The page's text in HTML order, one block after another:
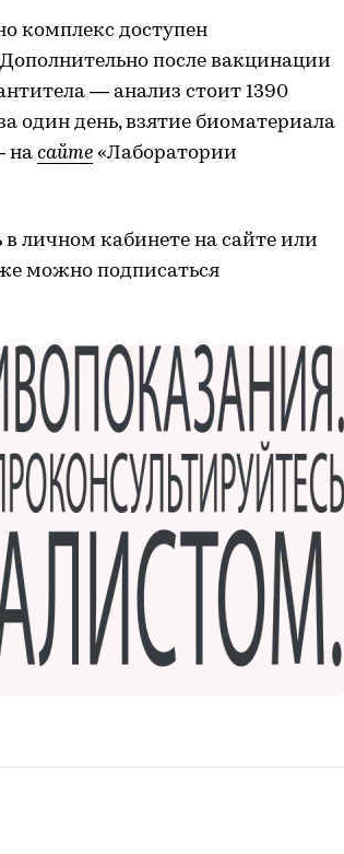
комплекс доступен
после вакцинации
— анализ стоит 1390
один день, взятие биоматериала
на сайте «Лаборатории
личном кабинете на сайте или
можно подписаться